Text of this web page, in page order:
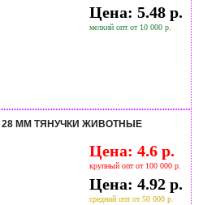
Цена: 5.48 р.
мелкий опт от 10 000 р.
28 ММ ТЯНУЧКИ ЖИВОТНЫЕ
Цена: 4.6 р.
крупный опт от 100 000 р.
Цена: 4.92 р.
средний опт от 50 000 р.